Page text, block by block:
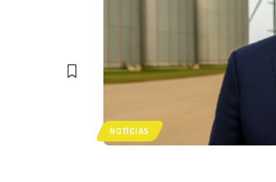
NOTÍCIAS